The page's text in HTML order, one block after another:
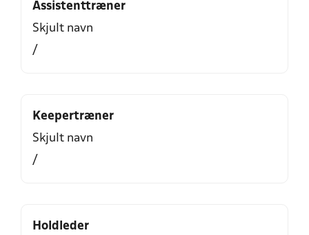
Assistenttræner
Skjult navn
/
Keepertræner
Skjult navn
/
Holdleder